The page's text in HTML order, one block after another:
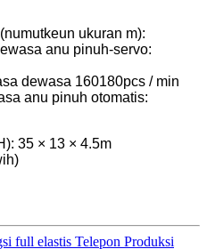
ukuran m):
anu pinuh-servo:
dewasa 160180pcs / min
anu pinuh otomatis:
35 × 13 × 4.5m
full elastis Telepon Produksi